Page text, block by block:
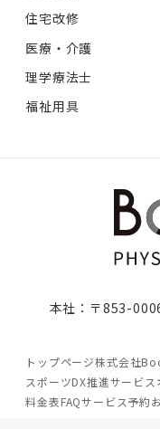
住宅改修
医療・介護
理学療法士
福祉用具
本社：〒853-
トップページ株式会社
スポーツDX推進サービス
料金表FAQサービス予約